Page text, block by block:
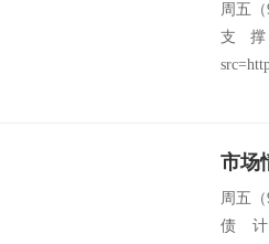
周五
支
市场
周五
债